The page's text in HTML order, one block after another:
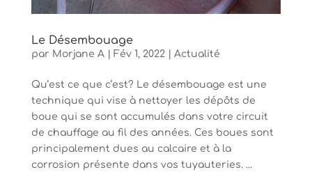
Le Désembouage
par Morjane A| Fév 1, 2022| Actualité
Qu’est ce que c’est? Le désembouage est une
technique qui vise à nettoyer les dépôts de
boue qui se sont accumulés dans votre circuit
de chauffage au fil des années. Ces boues sont
principalement dues au calcaire et à la
corrosion présente dans vos tuyauteries. ...